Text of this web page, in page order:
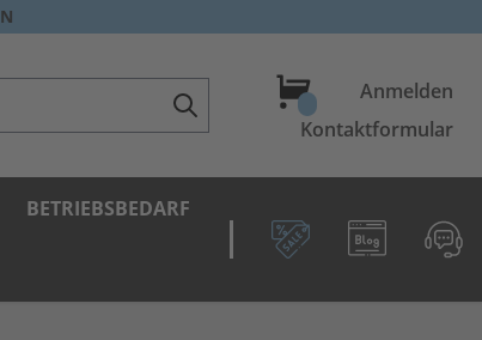
WarenkorbAnmelden
Kontaktformular
BETRIEBSBEDARF